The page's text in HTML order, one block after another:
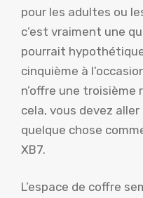
pour les adultes ou
c’est vraiment une
pourrait
cinquième à
n’offre une troisième
cela, vous devez
quelque chose
XB7.
L’espace de coffre